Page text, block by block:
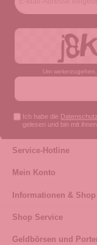
Um
Ich habe die
gelesen und bin mit
Service-Hotline
Mein Konto
Informationen &
Shop Service
Geldbörsen und